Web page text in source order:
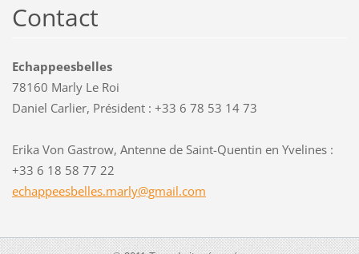
Contact
Echappeesbelles
78160 Marly Le Roi
Daniel Carlier, Président : +33 6 78 53 14 73
Erika Von Gastrow, Antenne de Saint-Quentin en Yvelines :
+33 6 18 58 77 22
echappeesbelles.marly@gmail.com